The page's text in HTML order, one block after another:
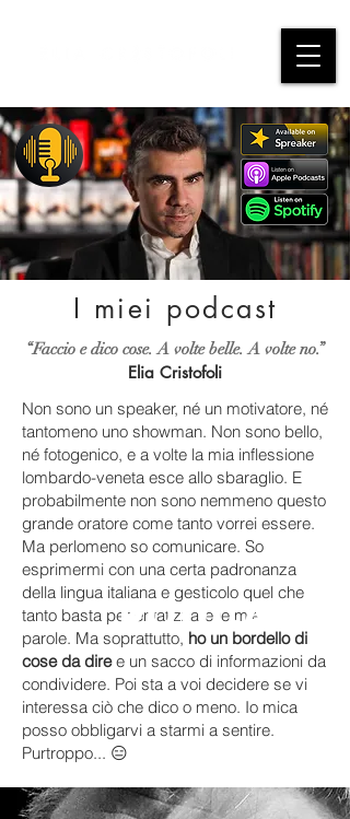
I miei podcast
“Faccio e dico cose. A volte belle. A volte no.”
Elia Cristofoli
Non sono un speaker, né un motivatore, né
tantomeno uno showman. Non sono bello,
né fotogenico, e a volte la mia inflessione
lombardo-veneta esce allo sbaraglio. E
probabilmente non sono nemmeno questo
grande oratore come tanto vorrei essere.
Ma perlomeno so comunicare. So
esprimermi con una certa padronanza
della lingua italiana e gesticolo quel che
tanto basta per enfatizzare le mie
parole. Ma soprattutto, ho un bordello di
cose da diree un sacco di informazioni da
condividere. Poi sta a voi decidere se vi
interessa ciò che dico o meno. Io mica
posso obbligarvi a starmi a sentire.
Purtroppo... 😑
Podcast